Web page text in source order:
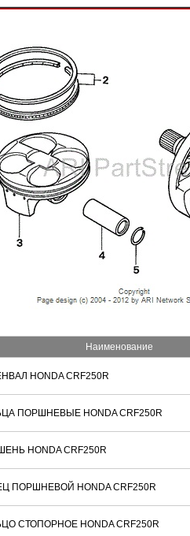
Наименование
HONDA CRF250R
ПОРШНЕВЫЕ HONDA CRF250R
HONDA CRF250R
ПОРШНЕВОЙ HONDA CRF250R
СТОПОРНОЕ HONDA CRF250R